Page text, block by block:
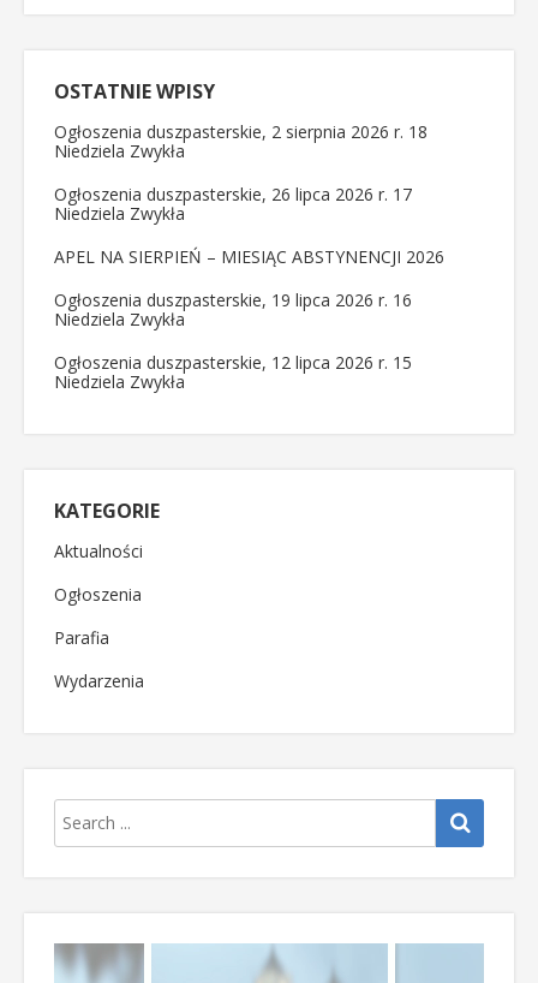
OSTATNIE WPISY
Ogłoszenia duszpasterskie, 2 sierpnia 2026 r. 18
Niedziela Zwykła
Ogłoszenia duszpasterskie, 26 lipca 2026 r. 17
Niedziela Zwykła
APEL NA SIERPIEŃ – MIESIĄC ABSTYNENCJI 2026
Ogłoszenia duszpasterskie, 19 lipca 2026 r. 16
Niedziela Zwykła
Ogłoszenia duszpasterskie, 12 lipca 2026 r. 15
Niedziela Zwykła
KATEGORIE
Aktualności
Ogłoszenia
Parafia
Wydarzenia
Odtwarzacz
video